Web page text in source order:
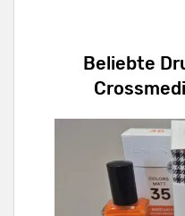
Beliebte